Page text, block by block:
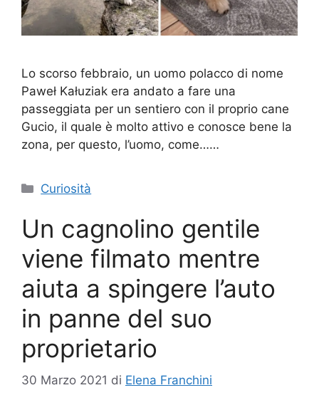
Lo scorso febbraio, un uomo polacco di nome
Paweł Kałuziak era andato a fare una
passeggiata per un sentiero con il proprio cane
Gucio, il quale è molto attivo e conosce bene la
zona, per questo, l’uomo, come……
Categorie
Curiosità
Un cagnolino gentile
viene filmato mentre
aiuta a spingere l’auto
in panne del suo
proprietario
30 Marzo 2021 di Elena Franchini